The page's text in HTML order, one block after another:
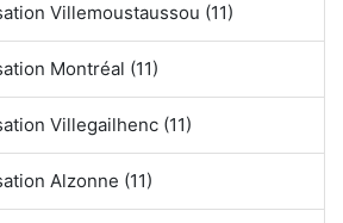
Villemoustaussou (11)
Montréal (11)
Villegailhenc (11)
Alzonne (11)